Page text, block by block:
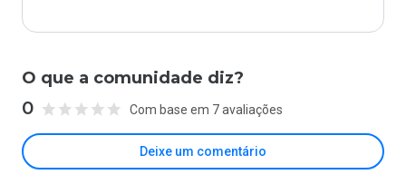
O que a comunidade diz?
0 Com base em 7 avaliações
Deixe um comentário